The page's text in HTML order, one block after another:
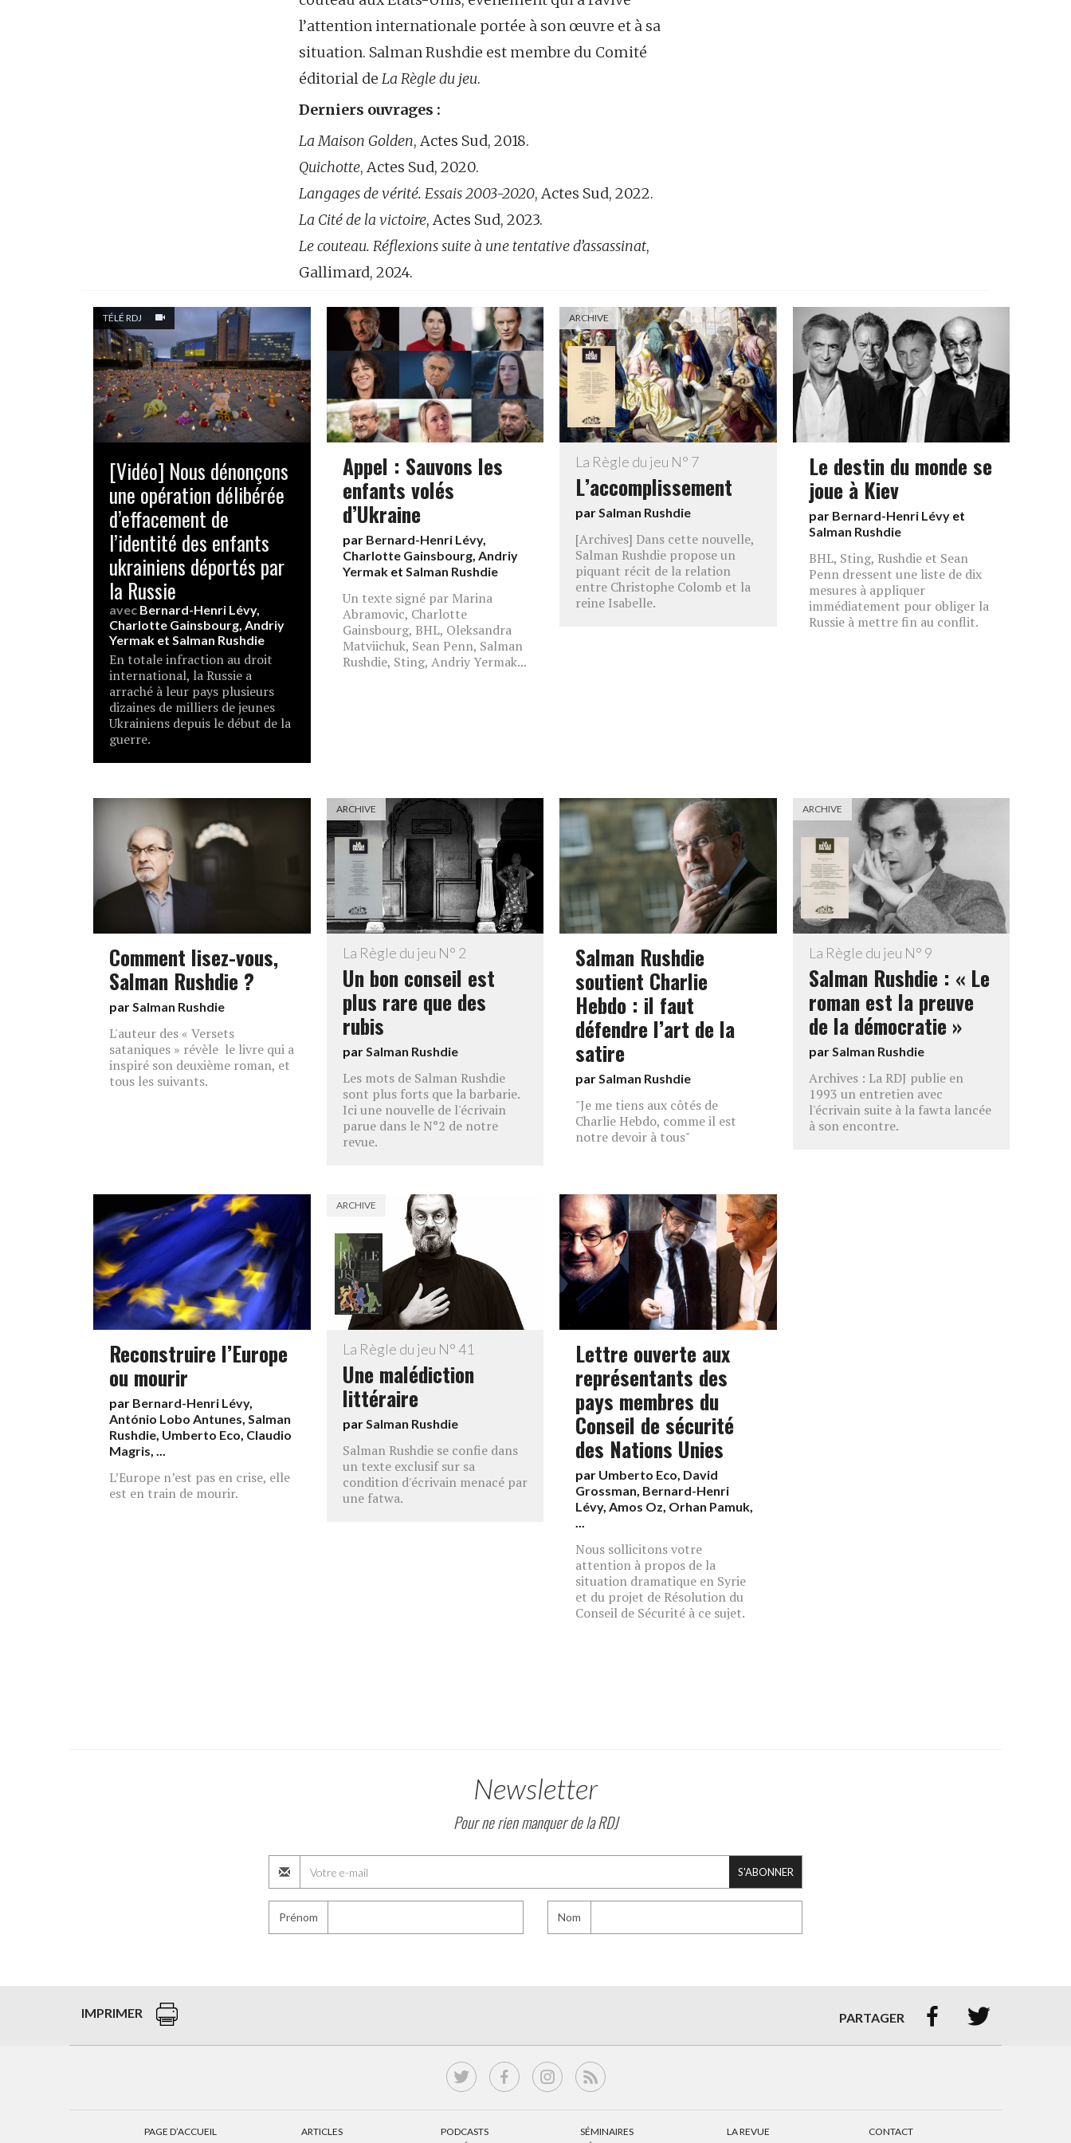
l’attention internationale portée à son œuvre et à sa
situation. Salman Rushdie est membre du Comité
éditorial deLa Règle du jeu.
Derniers ouvrages :
La Maison Golden, Actes Sud, 2018.
Quichotte, Actes Sud, 2020.
Langages de vérité. Essais 2003-2020, Actes Sud, 2022.
La Cité de la victoire, Actes Sud, 2023.
Le couteau. Réflexions suite à une tentative d’assassinat,
Gallimard, 2024.
TÉLÉ RDJ
[Vidéo] Nous dénonçons
une opération délibérée
d’effacement de
l’identité des enfants
ukrainiens déportés par
la Russie
avec Bernard-Henri Lévy,
Charlotte Gainsbourg, Andriy
Yermak et Salman Rushdie
En totale infraction au droit
international, la Russie a
arraché à leur pays plusieurs
dizaines de milliers de jeunes
Ukrainiens depuis le début de la
guerre.
Appel : Sauvons les
enfants volés
d’Ukraine
par Bernard-Henri Lévy,
Charlotte Gainsbourg, Andriy
Yermaket Salman Rushdie
Un texte signé par Marina
Abramovic, Charlotte
Gainsbourg, BHL, Oleksandra
Matviichuk, Sean Penn, Salman
Rushdie, Sting, Andriy Yermak...
ARCHIVE
La Règle du jeu N° 7
L’accomplissement
parSalman Rushdie
[Archives] Dans cette nouvelle,
Salman Rushdie propose un
piquant récit de la relation
entre Christophe Colomb et la
reine Isabelle.
Le destin du monde se
joue à Kiev
par Bernard-Henri Lévyet
Salman Rushdie
BHL, Sting, Rushdie et Sean
Penn dressent une liste de dix
mesures à appliquer
immédiatement pour obliger la
Russie à mettre fin au conflit.
Comment lisez-vous,
Salman Rushdie ?
parSalman Rushdie
L'auteur des « Versets
sataniques » révèle le livre qui a
inspiré son deuxième roman, et
tous les suivants.
ARCHIVE
La Règle du jeu N° 2
Un bon conseil est
plus rare que des
rubis
parSalman Rushdie
Les mots de Salman Rushdie
sont plus forts que la barbarie.
Ici une nouvelle de l'écrivain
parue dans le N°2 de notre
revue.
Salman Rushdie
soutient Charlie
Hebdo : il faut
défendre l’art de la
satire
parSalman Rushdie
"Je me tiens aux côtés de
Charlie Hebdo, comme il est
notre devoir à tous"
ARCHIVE
La Règle du jeu N° 9
Salman Rushdie : « Le
roman est la preuve
de la démocratie »
parSalman Rushdie
Archives : La RDJ publie en
1993 un entretien avec
l'écrivain suite à la fawta lancée
à son encontre.
Reconstruire l’Europe
ou mourir
par Bernard-Henri Lévy,
António Lobo Antunes, Salman
Rushdie, Umberto Eco, Claudio
Magris, ...
L’Europe n’est pas en crise, elle
est en train de mourir.
ARCHIVE
La Règle du jeu N° 41
Une malédiction
littéraire
parSalman Rushdie
Salman Rushdie se confie dans
un texte exclusif sur sa
condition d'écrivain menacé par
une fatwa.
Lettre ouverte aux
représentants des
pays membres du
Conseil de sécurité
des Nations Unies
par Umberto Eco, David
Grossman, Bernard-Henri
Lévy, Amos Oz, Orhan Pamuk,
...
Nous sollicitons votre
attention à propos de la
situation dramatique en Syrie
et du projet de Résolution du
Conseil de Sécurité à ce sujet.
Newsletter
Pour ne rien manquer de la RDJ
S'ABONNER
Prénom Nom
IMPRIMER PARTAGER  
PAGE D’ACCUEIL
ARTICLES
PODCASTS
SÉMINAIRES
LA REVUE
CONTACT